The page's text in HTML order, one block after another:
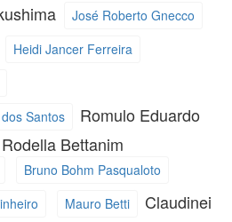
José Roberto Gnecco
Heidi Jancer Ferreira
Santos
Romulo Eduardo
Bettanim
Bruno Bohm Pasqualoto
Mauro Betti
Claudinei